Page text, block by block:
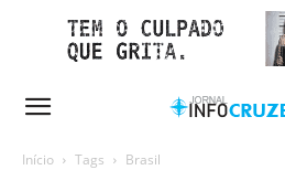
Início Tags Brasil